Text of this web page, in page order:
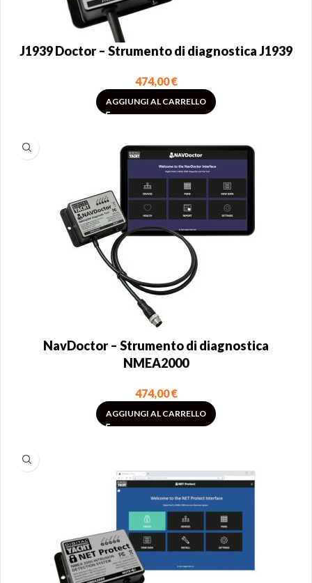
J1939 Doctor – Strumento di diagnostica J1939
474,00€
AGGIUNGI AL CARRELLO
NavDoctor – Strumento di diagnostica
NMEA2000
474,00€
AGGIUNGI AL CARRELLO